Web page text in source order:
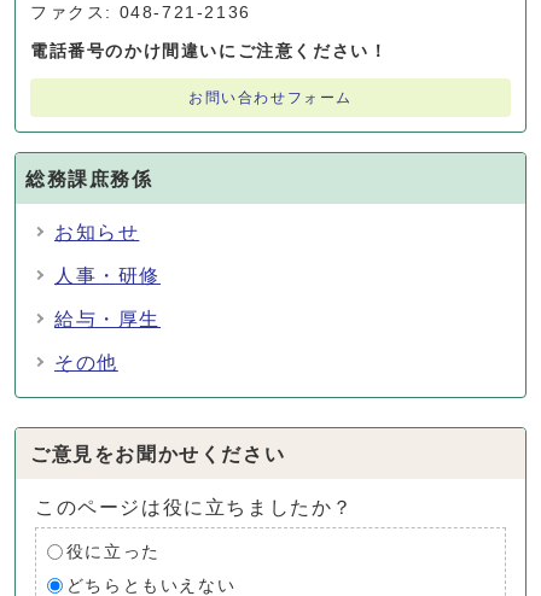
ファクス: 048-721-2136
電話番号のかけ間違いにご注意ください！
お問い合わせフォーム
総務課庶務係
お知らせ
人事・研修
給与・厚生
その他
ご意見をお聞かせください
このページは役に立ちましたか？
役に立った
どちらともいえない